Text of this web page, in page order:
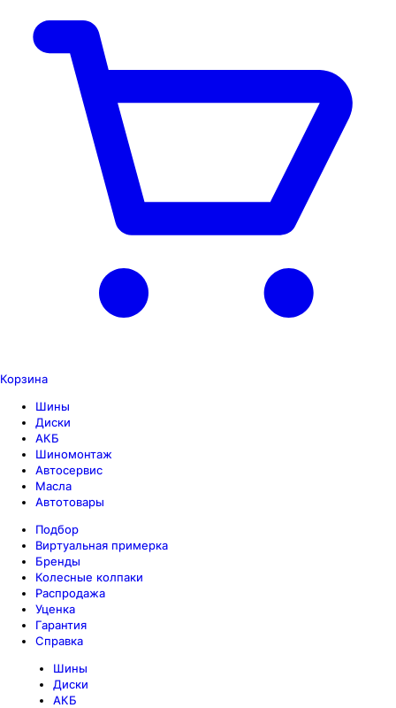
Корзина
Шины
Диски
АКБ
Шиномонтаж
Автосервис
Масла
Автотовары
Подбор
Виртуальная примерка
Бренды
Колесные колпаки
Распродажа
Уценка
Гарантия
Справка
Шины
Диски
АКБ